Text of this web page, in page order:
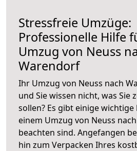
Stressfreie Umzüge:
Professionelle Hilfe
Umzug von Neuss
Warendorf
Ihr Umzug von Neuss nach
und Sie wissen nicht, was Sie
sollen? Es gibt einige wichtige
einem Umzug von Neuss
beachten sind. Angefangen
hin zum Verpacken Ihres